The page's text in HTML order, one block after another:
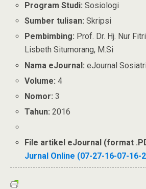
Program Studi: Sosiologi
Sumber tulisan: Skripsi
Pembimbing: Prof. Dr. Hj. Nur
Lisbeth Situmorang, M.Si
Nama eJournal: eJournal
Volume: 4
Nomor: 3
Tahun: 2016
File artikel eJournal (format
Jurnal Online (07-27-16-07-16-